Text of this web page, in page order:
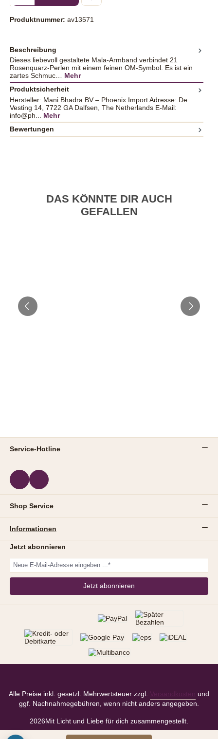
Produktnummer: av13571
Beschreibung
Dieses liebevoll gestaltete Mala-Armband verbindet 21
Rosenquarz-Perlen mit einem feinen OM-Symbol. Es ist ein
zartes Schmuc… Mehr
Produktsicherheit
Hersteller: Mani Bhadra BV – Phoenix Import Adresse: De
Vesting 14, 7722 GA Dalfsen, The Netherlands E-Mail:
info@ph... Mehr
Bewertungen
DAS KÖNNTE DIR AUCH
GEFALLEN
Service-Hotline
Shop Service
Informationen
Jetzt abonnieren
Jetzt abonnieren
Alle Preise inkl. gesetzl. Mehrwertsteuer zzgl. Versandkosten
und
ggf. Nachnahmegebühren, wenn nicht anders angegeben.
2026Mit Licht und Liebe für dich zusammengestellt.